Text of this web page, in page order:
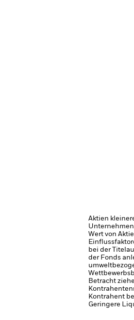
Aktien
Wert von
bei der
der Fonds
Betracht
Kontrahent
Geringere